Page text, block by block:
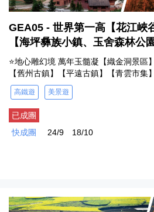
GEA05 - 世界第一高【花江峽
【海坪彝族小鎮、玉舍森林公
⭐地心雕幻境 萬年玉髓凝【織金洞景區
【舊州古鎮】【平遠古鎮】【青雲市集】
高鐵遊 美景遊
已成團
快成團
24/9 18/10